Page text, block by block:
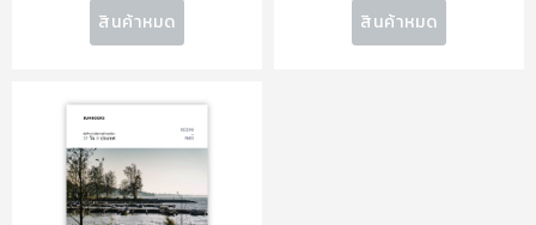
สินค้าหมด สินค้าหมด